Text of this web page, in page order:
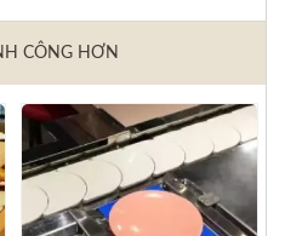
CÔNG HƠN